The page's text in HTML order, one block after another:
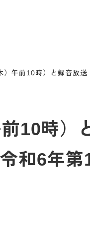
）午前10時）と録音放
10時）
令和6年